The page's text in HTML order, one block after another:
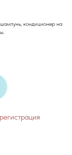
кондиционер на